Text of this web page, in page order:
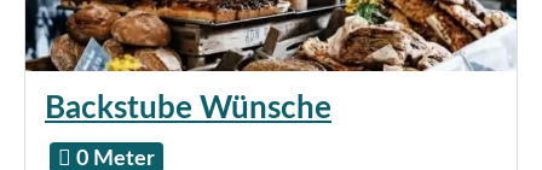
Backstube Wünsche
0 Meter